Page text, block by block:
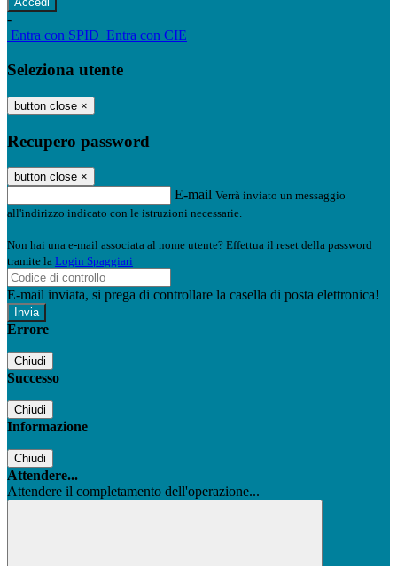
-
Entra con SPID Entra con CIE
Seleziona utente
button close ×
Recupero password
button close ×
E-mail Verrà inviato un messaggio
all'indirizzo indicato con le istruzioni necessarie.
Non hai una e-mail associata al nome utente? Effettua il reset della password
tramite la Login Spaggiari
E-mail inviata, si prega di controllare la casella di posta elettronica!
Errore
Chiudi
Successo
Chiudi
Informazione
Chiudi
Attendere...
Attendere il completamento dell'operazione...